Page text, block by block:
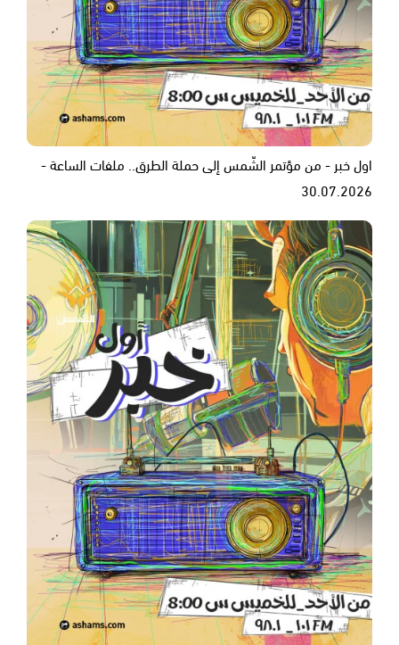
اول خبر - من مؤتمر الشّمس إلى حملة الطرق.. ملفات الساعة -
30.07.2026